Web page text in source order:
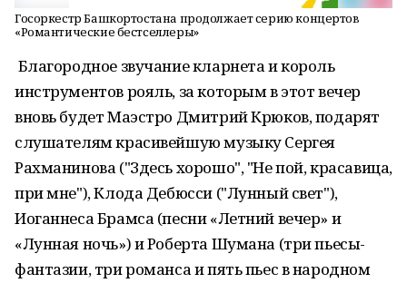
Госоркестр Башкортостана продолжает серию концертов
«Романтические бестселлеры»
Благородное звучание кларнета и король
инструментов рояль, за которым в этот вечер
вновь будет Маэстро Дмитрий Крюков, подарят
слушателям красивейшую музыку Сергея
Рахманинова ("Здесь хорошо", "Не пой, красавица,
при мне"), Клода Дебюсси ("Лунный свет"),
Иоганнеса Брамса (песни «Летний вечер» и
«Лунная ночь») и Роберта Шумана (три пьесы-
фантазии, три романса и пять пьес в народном